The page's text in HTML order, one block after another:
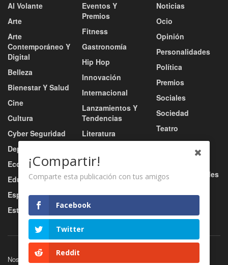
Al Volante
Arte
Arte
Contemporáneo Y
Digital
Belleza
Bienestar Y Salud
Cine
Cultura
Cyber Seguridad
Deportes
Economía
Educación
Esports
Estilo De Vida
Eventos Y
Premios
Fitness
Gastronomía
Hip Hop
Innovación
Internacional
Lanzamientos Y
Tendencias
Literatura
Música
Música Urbana
Nacional
Negocio
Noticias
Ocio
Opinión
Personalidades
Política
Premios
Sociales
Sociedad
Teatro
Tecnología
Tv / Radio / Redes
Nosotros
¡Compartir!
Comparte esta publicación con tus amigos
Facebook
Twitter
Reddit